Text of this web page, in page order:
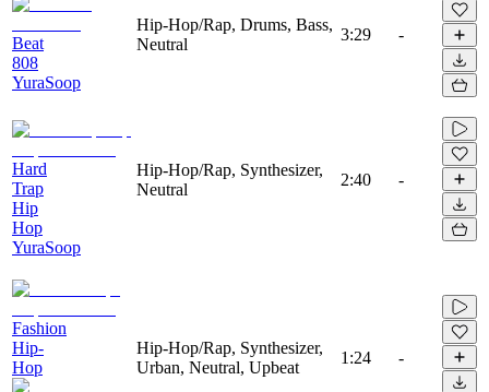
Beat
808
YuraSoop
Hip-Hop/Rap, Drums, Bass,
Neutral
3:29 -
Hard
Trap
Hip
Hop
YuraSoop
Hip-Hop/Rap, Synthesizer,
Neutral
2:40 -
Fashion
Hip-
Hop
Hip-Hop/Rap, Synthesizer,
Urban, Neutral, Upbeat
1:24 -